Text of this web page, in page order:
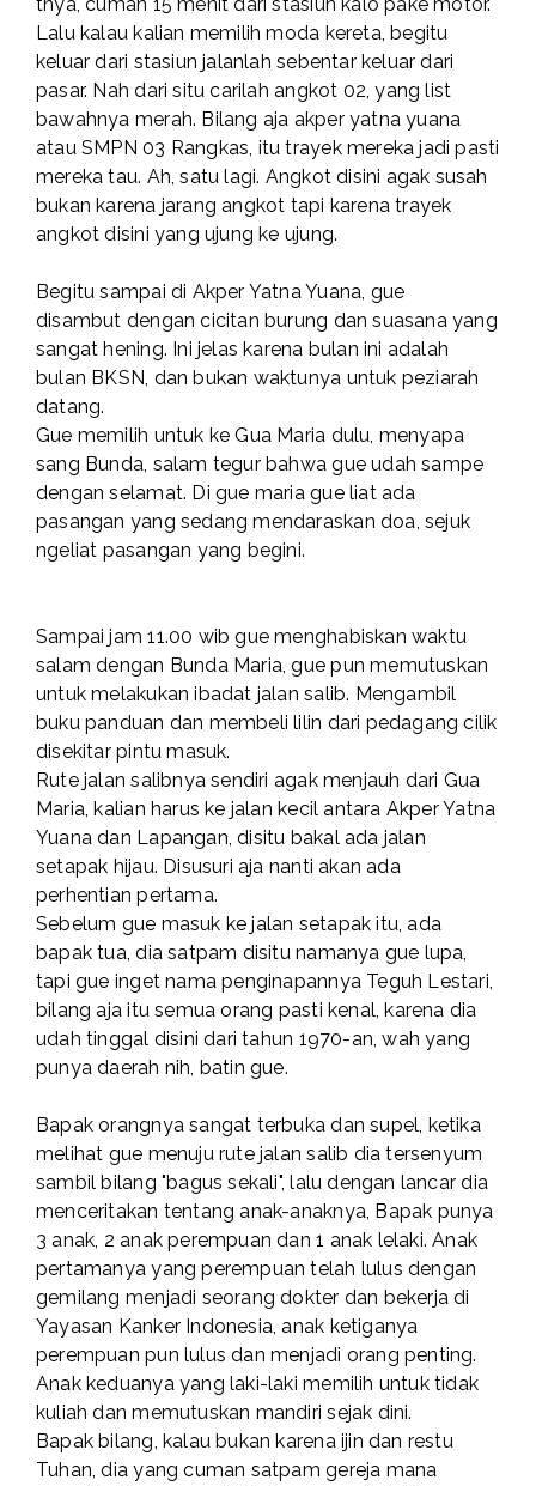
Lalu kalau kalian memilih moda kereta, begitu
keluar dari stasiun jalanlah sebentar keluar dari
pasar. Nah dari situ carilah angkot 02, yang list
bawahnya merah. Bilang aja akper yatna yuana
atau SMPN 03 Rangkas, itu trayek mereka jadi pasti
mereka tau. Ah, satu lagi. Angkot disini agak susah
bukan karena jarang angkot tapi karena trayek
angkot disini yang ujung ke ujung.
Begitu sampai di Akper Yatna Yuana, gue
disambut dengan cicitan burung dan suasana yang
sangat hening. Ini jelas karena bulan ini adalah
bulan BKSN, dan bukan waktunya untuk peziarah
datang.
Gue memilih untuk ke Gua Maria dulu, menyapa
sang Bunda, salam tegur bahwa gue udah sampe
dengan selamat. Di gue maria gue liat ada
pasangan yang sedang mendaraskan doa, sejuk
ngeliat pasangan yang begini.
Sampai jam 11.00 wib gue menghabiskan waktu
salam dengan Bunda Maria, gue pun memutuskan
untuk melakukan ibadat jalan salib. Mengambil
buku panduan dan membeli lilin dari pedagang cilik
disekitar pintu masuk.
Rute jalan salibnya sendiri agak menjauh dari Gua
Maria, kalian harus ke jalan kecil antara Akper Yatna
Yuana dan Lapangan, disitu bakal ada jalan
setapak hijau. Disusuri aja nanti akan ada
perhentian pertama.
Sebelum gue masuk ke jalan setapak itu, ada
bapak tua, dia satpam disitu namanya gue lupa,
tapi gue inget nama penginapannya Teguh Lestari,
bilang aja itu semua orang pasti kenal, karena dia
udah tinggal disini dari tahun 1970-an, wah yang
punya daerah nih, batin gue.
Bapak orangnya sangat terbuka dan supel, ketika
melihat gue menuju rute jalan salib dia tersenyum
sambil bilang "bagus sekali", lalu dengan lancar dia
menceritakan tentang anak-anaknya, Bapak punya
3 anak, 2 anak perempuan dan 1 anak lelaki. Anak
pertamanya yang perempuan telah lulus dengan
gemilang menjadi seorang dokter dan bekerja di
Yayasan Kanker Indonesia, anak ketiganya
perempuan pun lulus dan menjadi orang penting.
Anak keduanya yang laki-laki memilih untuk tidak
kuliah dan memutuskan mandiri sejak dini.
Bapak bilang, kalau bukan karena ijin dan restu
Tuhan, dia yang cuman satpam gereja mana